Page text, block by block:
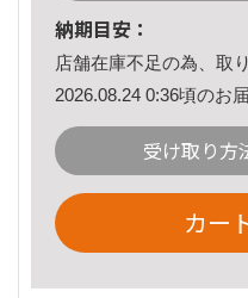
納期目安：
店舗在庫不足の為、取
2026.08.24 0:36頃のお
受け取り方
カー